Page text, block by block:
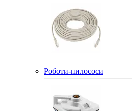
Роботи-пилососи